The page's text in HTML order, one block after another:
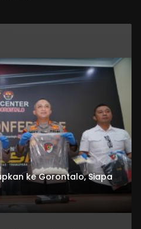
ke Gorontalo, Siapa